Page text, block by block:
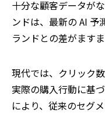
十分な顧客データが
ンドは、最新の AI
ランドとの差がます
現代では、クリック
実際の購入行動に基
により、従来のセグ